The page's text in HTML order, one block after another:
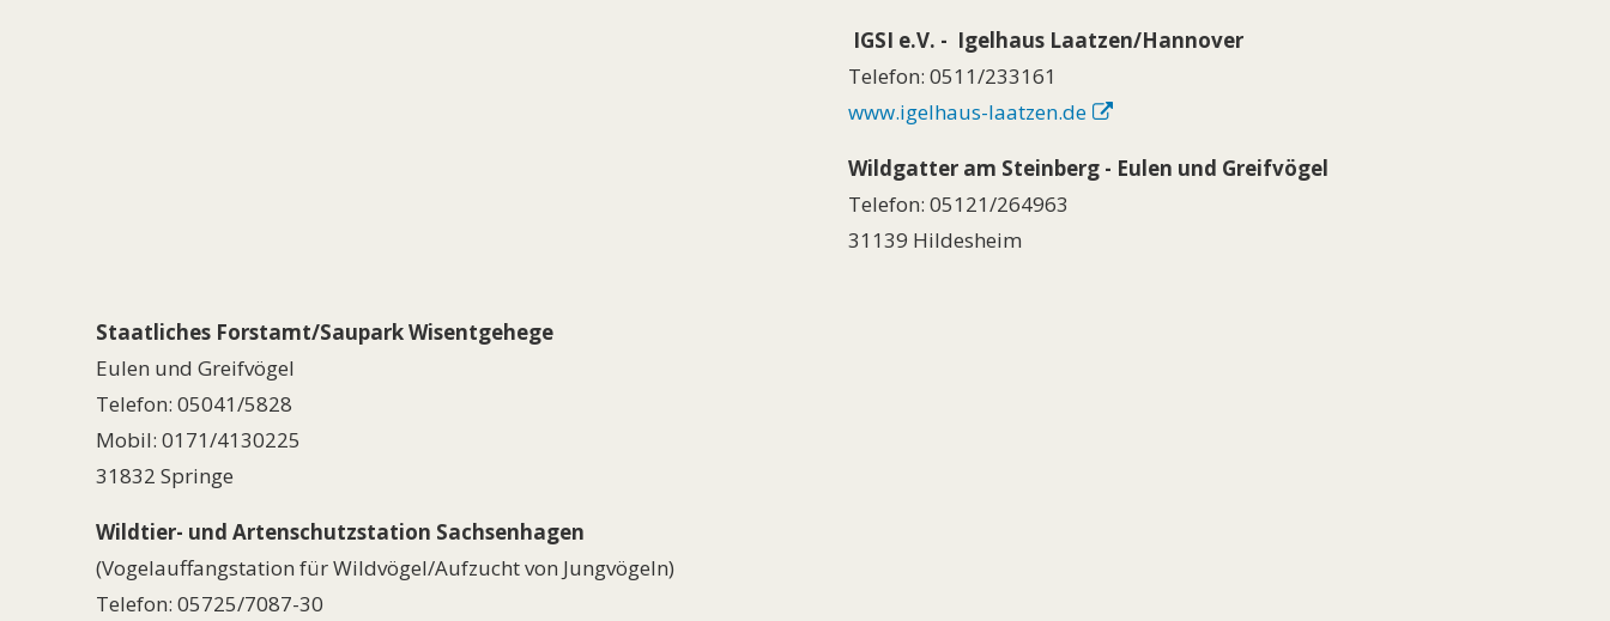
IGSI e.V. - Igelhaus Laatzen/Hannover
Telefon: 0511/233161
www.igelhaus-laatzen.de
Wildgatter am Steinberg - Eulen und Greifvögel
Telefon: 05121/264963
31139 Hildesheim
Staatliches Forstamt/Saupark Wisentgehege
Eulen und Greifvögel
Telefon: 05041/5828
Mobil: 0171/4130225
31832 Springe
Wildtier- und Artenschutzstation Sachsenhagen
(Vogelauffangstation für Wildvögel/Aufzucht von Jungvögeln)
Telefon: 05725/7087-30